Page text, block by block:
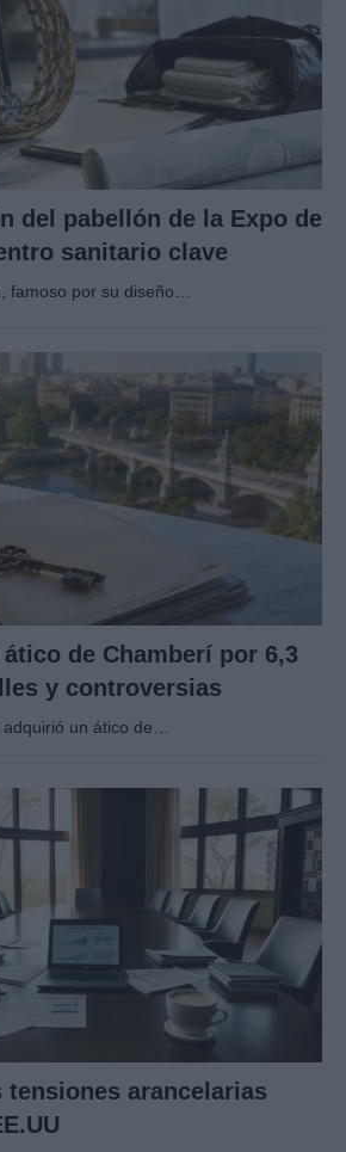
del pabellón de la Expo de
sanitario clave
famoso por su diseño…
de Chamberí por 6,3
y controversias
adquirió un ático de…
arancelarias